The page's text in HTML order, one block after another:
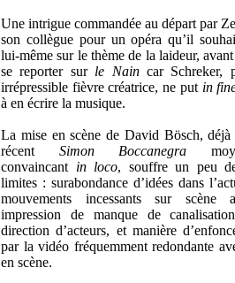
Une intrigue commandée au départ par
son collègue pour un opéra qu’il
lui-même sur le thème de la laideur,
se reporter sur le Naincar Schreker,
irrépressible fièvre créatrice, ne put in
à en écrire la musique.
La mise en scène de David Bösch, déjà
récent Simon Boccanegra
convaincant in loco, souffre un peu
limites : surabondance d’idées dans
mouvements incessants sur scène
impression de manque de
direction d’acteurs, et manière
par la vidéo fréquemment redondante
en scène.